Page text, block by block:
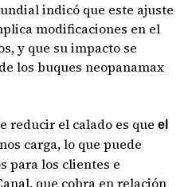
indicó que este ajuste
modificaciones en el
y que su impacto se
los buques neopanamax
reducir el calado es queel
carga, lo que puede
para los clientes e
que cobra en relación